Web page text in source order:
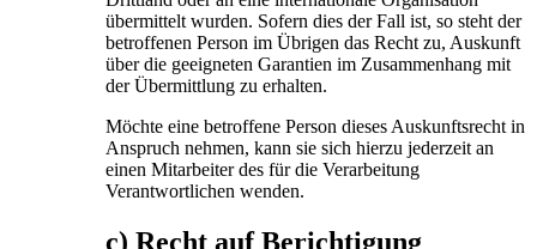
übermittelt wurden. Sofern dies der Fall ist, so steht der
betroffenen Person im Übrigen das Recht zu, Auskunft
über die geeigneten Garantien im Zusammenhang mit
der Übermittlung zu erhalten.
Möchte eine betroffene Person dieses Auskunftsrecht in
Anspruch nehmen, kann sie sich hierzu jederzeit an
einen Mitarbeiter des für die Verarbeitung
Verantwortlichen wenden.
c) Recht auf Berichtigung